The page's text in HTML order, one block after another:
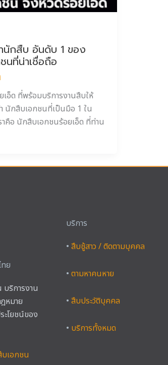
นักสืบ อันดับ 1 ของ
นที่น่าเชื่อถือ
อ็ด ที่พร้อมบริการงานสืบให้
นักสืบเอกชนที่เป็นมือ 1 ใน
คือ นักสืบเอกชนร้อยเอ็ด ที่ท่าน
ย
ริการงาน
หมาย
ะโยชน์ของ
เอกชน
บริการ
• สืบชู้สาว / ติดตามบุคคล
• ตามหาคนหาย
• สืบประวัติบุคคล
• บริการทั้งหมด